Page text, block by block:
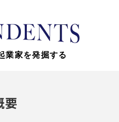
業家を発掘する
要